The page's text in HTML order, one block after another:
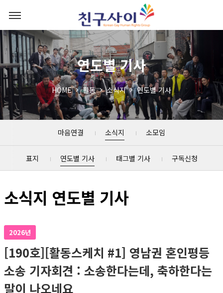
연도별 기사
HOME 활동 소식지 연도별 기사
마음연결 소식지 소모임
표지 연도별 기사 태그별 기사 구독신청
소식지 연도별 기사
2026년
[190호][활동스케치 #1] 영남권 혼인평등
소송 기자회견​ : 소송한다는데, 축하한다는
말이 나오네요